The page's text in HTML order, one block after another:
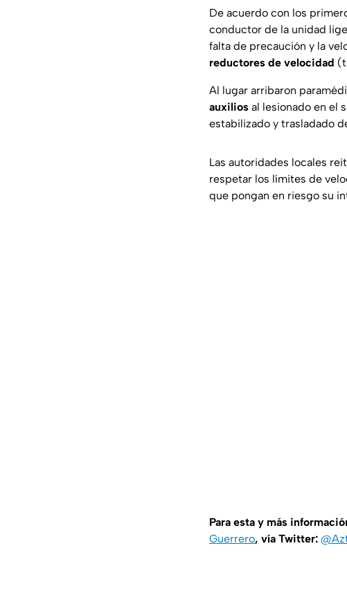
De acuerdo con los
conductor de la unidad
falta de precaución y la
reductores de velocidad
Al lugar arribaron
auxilios al lesionado en el
estabilizado y trasladado
Las autoridades locales
respetar los límites de
que pongan en riesgo su
Para esta y más
Guerrero, vía Twitter: